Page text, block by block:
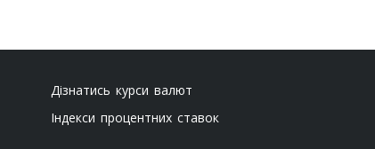
Дізнатись курси валют
Індекси процентних ставок